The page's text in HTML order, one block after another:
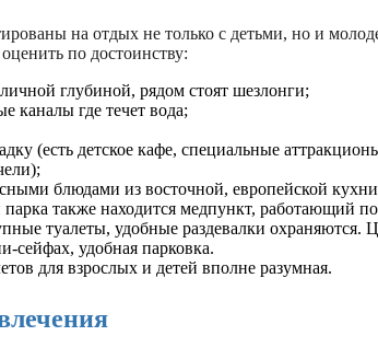
на отдых не только с детьми, но и
по достоинству:
глубиной, рядом стоят шезлонги;
каналы где течет вода;
(есть детское кафе, специальные
блюдами из восточной, европейской
также находится медпункт, работающий
туалеты, удобные раздевалки
сейфах, удобная парковка.
для взрослых и детей вполне разумная.